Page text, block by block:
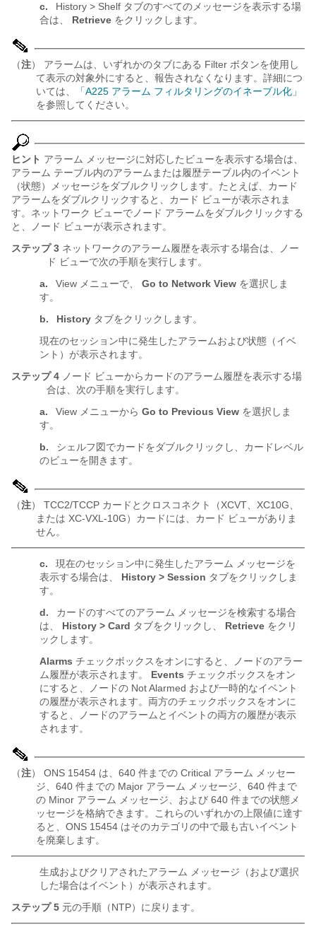
c.
History > Shelf タブのすべてのメッセージを表示する場
合は、
Retrieve をクリックします。
（注） アラームは、いずれかのタブにある Filter ボタンを使用し
て表示の対象外にすると、報告されなくなります。詳細につ
いては、
「A225 アラーム フィルタリングのイネーブル化」
を参照してください。
ヒント アラーム メッセージに対応したビューを表示する場合は、
アラーム テーブル内のアラームまたは履歴テーブル内のイベント
（状態）メッセージをダブルクリックします。たとえば、カード
アラームをダブルクリックすると、カード ビューが表示されま
す。ネットワーク ビューでノード アラームをダブルクリックする
と、ノード ビューが表示されます。
ステップ 3 ネットワークのアラーム履歴を表示する場合は、ノー
ド ビューで次の手順を実行します。
a.
View メニューで、 Go to Network View を選択しま
す。
b.
History タブをクリックします。
現在のセッション中に発生したアラームおよび状態（イベ
ント）が表示されます。
ステップ 4 ノード ビューからカードのアラーム履歴を表示する場
合は、次の手順を実行します。
a.
View メニューから Go to Previous View を選択しま
す。
b.
シェルフ図でカードをダブルクリックし、カードレベル
のビューを開きます。
（注） TCC2/TCCP カードとクロスコネクト（XCVT、XC10G、
または XC-VXL-10G）カードには、カード ビューがありま
せん。
c.
現在のセッション中に発生したアラーム メッセージを
表示する場合は、
History > Session タブをクリックしま
す。
d.
カードのすべてのアラーム メッセージを検索する場合
は、
History > Card タブをクリックし、 Retrieve をクリ
ックします。
Alarms チェックボックスをオンにすると、ノードのアラー
ム履歴が表示されます。
Events チェックボックスをオン
にすると、ノードの Not Alarmed および一時的なイベント
の履歴が表示されます。両方のチェックボックスをオンに
すると、ノードのアラームとイベントの両方の履歴が表示
されます。
（注） ONS 15454 は、640 件までの Critical アラーム メッセー
ジ、640 件までの Major アラーム メッセージ、640 件まで
の Minor アラーム メッセージ、および 640 件までの状態メ
ッセージを格納できます。これらのいずれかの上限値に達す
ると、ONS 15454 はそのカテゴリの中で最も古いイベント
を廃棄します。
生成およびクリアされたアラーム メッセージ（および選択
した場合はイベント）が表示されます。
ステップ 5 元の手順（NTP）に戻ります。